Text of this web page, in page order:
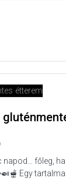
napod… főleg,
Egy